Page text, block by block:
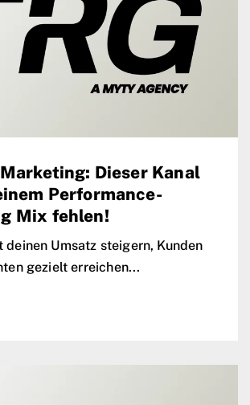
Dieser Kanal
Performance-
Mix fehlen!
deinen Umsatz steigern, Kunden
gezielt erreichen...